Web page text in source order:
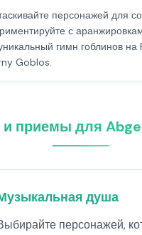
персонажей для
с
гимн гоблинов
Goblos.
приемы для
душа
персонажей,